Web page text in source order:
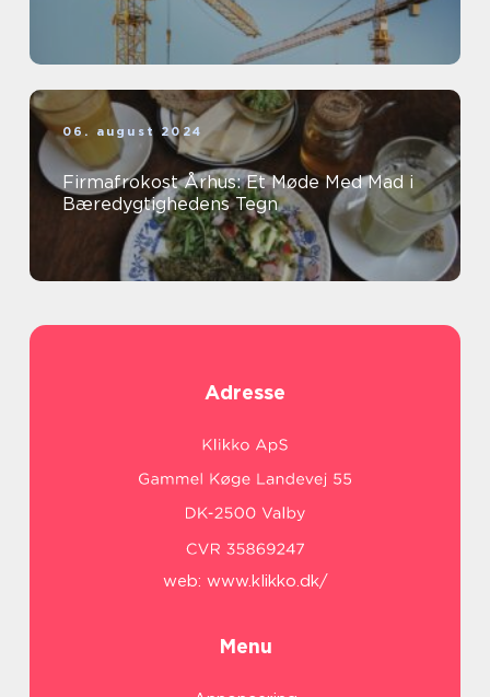
06. august 2024
Firmafrokost Århus: Et Møde Med Mad i
Bæredygtighedens Tegn
Adresse
web: www.klikko.dk/
Menu